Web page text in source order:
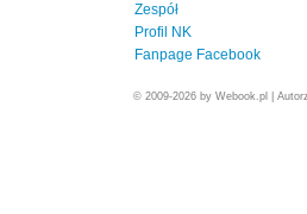
Zespół
Profil NK
Fanpage Facebook
© 2009-2026 by Webook.pl |